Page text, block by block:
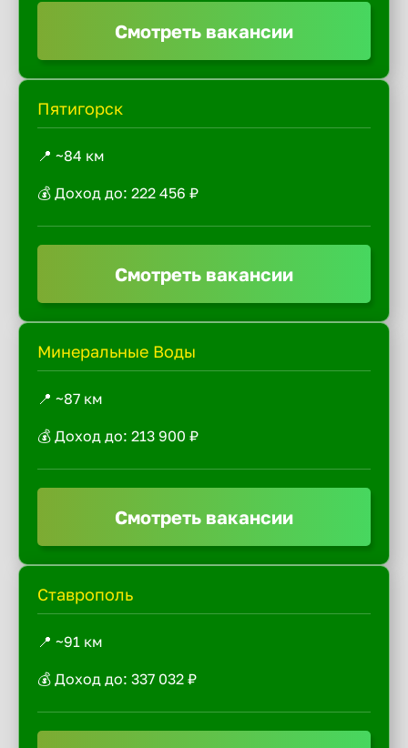
Смотреть вакансии
Пятигорск
📍 ~84 км
💰 Доход до: 222 456 ₽
Смотреть вакансии
Минеральные Воды
📍 ~87 км
💰 Доход до: 213 900 ₽
Смотреть вакансии
Ставрополь
📍 ~91 км
💰 Доход до: 337 032 ₽